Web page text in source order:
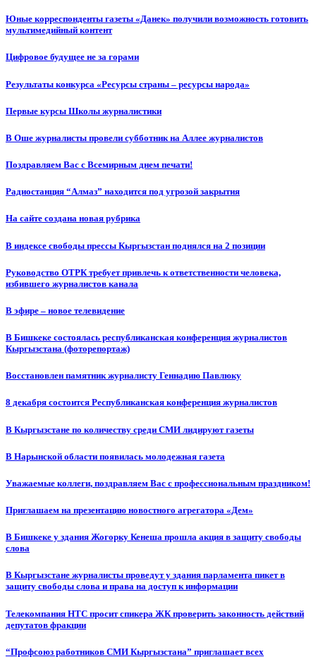
Юные корреспонденты газеты «Данек» получили возможность готовить
мультимедийный контент
Цифровое будущее не за горами
Результаты конкурса «Ресурсы страны – ресурсы народа»
Первые курсы Школы журналистики
В Оше журналисты провели субботник на Аллее журналистов
Поздравляем Вас с Всемирным днем печати!
Радиостанция “Алмаз” находится под угрозой закрытия
На сайте создана новая рубрика
В индексе свободы прессы Кыргызстан поднялся на 2 позиции
Руководство ОТРК требует привлечь к ответственности человека,
избившего журналистов канала
В эфире – новое телевидение
В Бишкеке состоялась республиканская конференция журналистов
Кыргызстана (фоторепортаж)
Восстановлен памятник журналисту Геннадию Павлюку
8 декабря состоится Республиканская конференция журналистов
В Кыргызстане по количеству среди СМИ лидируют газеты
В Нарынской области появилась молодежная газета
Уважаемые коллеги, поздравляем Вас с профессиональным праздником!
Приглашаем на презентацию новостного агрегатора «Дем»
В Бишкеке у здания Жогорку Кенеша прошла акция в защиту свободы
слова
В Кыргызстане журналисты проведут у здания парламента пикет в
защиту свободы слова и права на доступ к информации
Телекомпания НТС просит спикера ЖК проверить законность действий
депутатов фракции
“Профсоюз работников СМИ Кыргызстана” приглашает всех